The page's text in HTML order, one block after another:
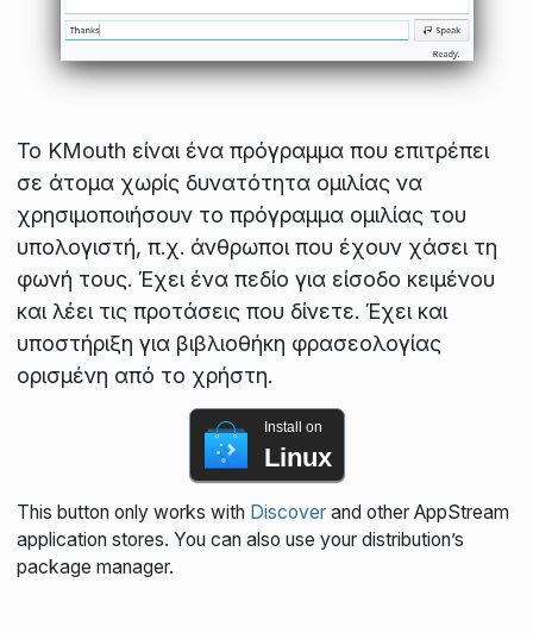
Το KMouth είναι ένα πρόγραμμα που επιτρέπει
σε άτομα χωρίς δυνατότητα ομιλίας να
χρησιμοποιήσουν το πρόγραμμα ομιλίας του
υπολογιστή, π.χ. άνθρωποι που έχουν χάσει τη
φωνή τους. Έχει ένα πεδίο για είσοδο κειμένου
και λέει τις προτάσεις που δίνετε. Έχει και
υποστήριξη για βιβλιοθήκη φρασεολογίας
ορισμένη από το χρήστη.
Install on
Linux
This button only works with Discoverand other AppStream
application stores. You can also use your distribution’s
package manager.